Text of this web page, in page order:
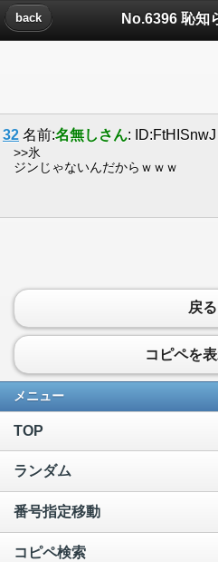
back
32 名前:名無しさん:
>>氷
ジンじゃないんだからｗｗｗ
戻る
コピペを
メニュー
TOP
ランダム
番号指定移動
コピペ検索